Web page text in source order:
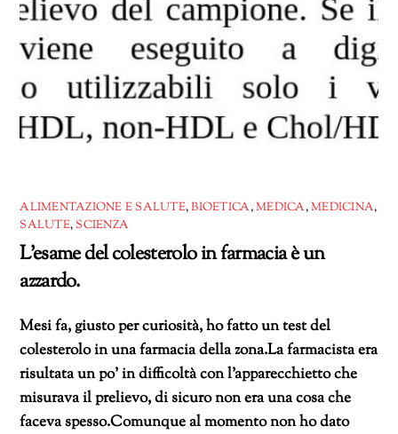
ALIMENTAZIONE E SALUTE,BIOETICA,MEDICA,MEDICINA,
SALUTE,SCIENZA
L’esame del colesterolo in farmacia è un
azzardo.
Mesi fa, giusto per curiosità, ho fatto un test del
colesterolo in una farmacia della zona.La farmacista era
risultata un po’ in difficoltà con l’apparecchietto che
misurava il prelievo, di sicuro non era una cosa che
faceva spesso.Comunque al momento non ho dato